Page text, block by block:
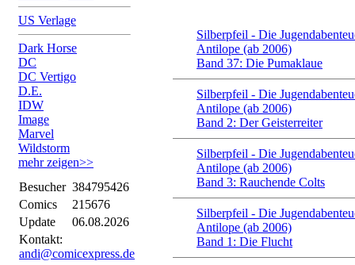
US Verlage
Dark Horse
DC
DC Vertigo
D.E.
IDW
Image
Marvel
Wildstorm
mehr zeigen>>
Besucher 384795426
Comics
215676
Update
06.08.2026
Kontakt:
andi@comicexpress.de
Silberpfeil - Die
Antilope (ab 2006)
Band 37: Die Pumaklaue
Silberpfeil - Die
Antilope (ab 2006)
Band 2: Der Geisterreiter
Silberpfeil - Die
Antilope (ab 2006)
Band 3: Rauchende Colts
Silberpfeil - Die
Antilope (ab 2006)
Band 1: Die Flucht